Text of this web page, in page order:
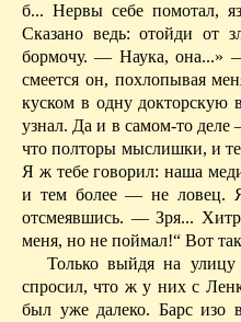
б... Нервы себе помотал,
Сказано ведь: отойди от
бормочу. — Наука, она...»
смеется он, по­хлопывая
куском в одну
узнал. Да и в самом-то
что полторы мыслишки, и
Я ж тебе говорил: наша
и тем более — не ловец. Я
отсмеявшись. — Зря...
меня, но не поймал!“ Вот
Только выйдя на
спросил, что ж у них с
был уже далеко. Барс изо